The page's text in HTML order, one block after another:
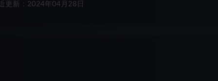
更新：2024年04月28日